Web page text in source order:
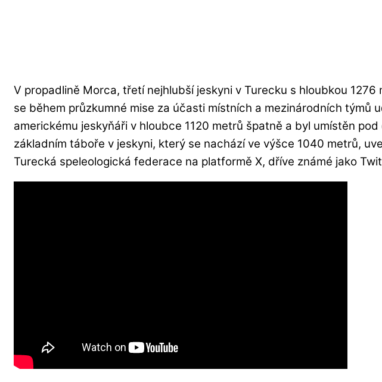
V propadlině Morca, třetí nejhlubší jeskyni v Turecku s hloubkou 1276
se během průzkumné mise za účasti místních a mezinárodních týmů
americkému jeskyňáři v hloubce 1120 metrů špatně a byl umístěn
základním táboře v jeskyni, který se nachází ve výšce 1040 metrů,
Turecká speleologická federace na platformě X, dříve známé jako